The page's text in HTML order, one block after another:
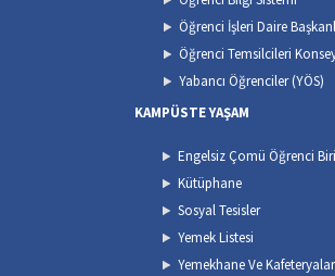
Öğrenci İşleri Daire
Öğrenci Temsilcileri
Yabancı Öğrenciler (YÖS)
KAMPÜSTE YAŞAM
Engelsiz Çomü Öğrenci
Kütüphane
Sosyal Tesisler
Yemek Listesi
Yemekhane Ve Kafeteryalar